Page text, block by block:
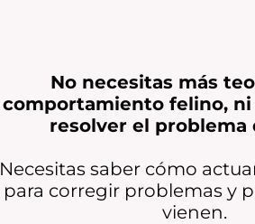
No necesitas más
comportamiento felino, ni
resolver el problema
Necesitas saber cómo
para corregir problemas y
vienen.